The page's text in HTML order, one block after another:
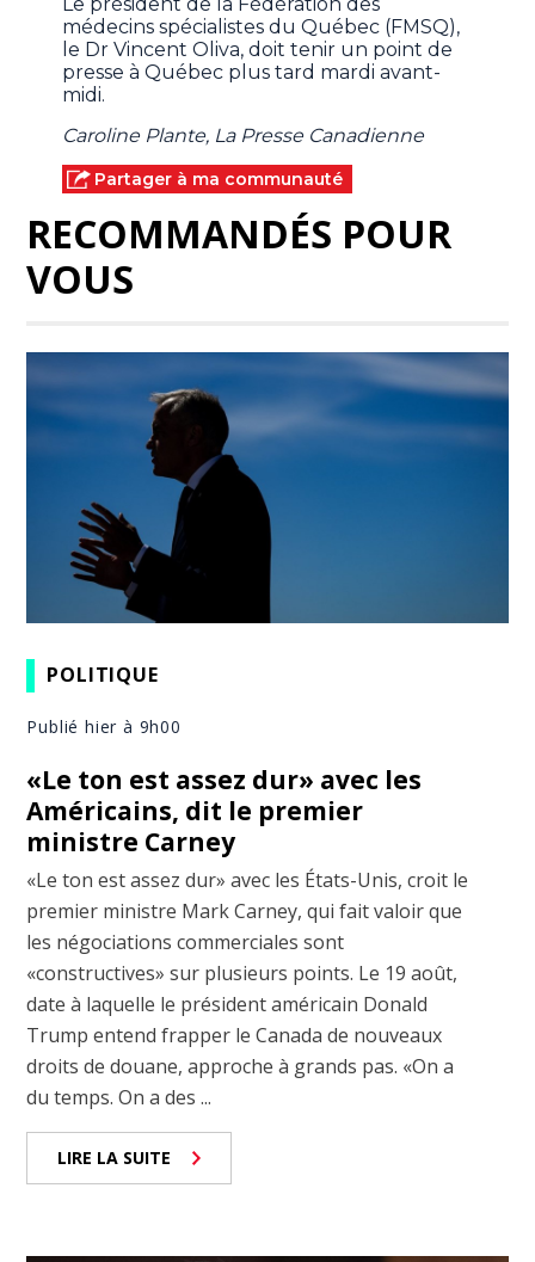
médecins spécialistes du Québec (FMSQ),
le Dr Vincent Oliva, doit tenir un point de
presse à Québec plus tard mardi avant-
midi.
Caroline Plante, La Presse Canadienne
Partager à ma communauté
RECOMMANDÉS POUR
VOUS
POLITIQUE
Publié hier à 9h00
«Le ton est assez dur» avec les
Américains, dit le premier
ministre Carney
«Le ton est assez dur» avec les États-Unis, croit le
premier ministre Mark Carney, qui fait valoir que
les négociations commerciales sont
«constructives» sur plusieurs points. Le 19 août,
date à laquelle le président américain Donald
Trump entend frapper le Canada de nouveaux
droits de douane, approche à grands pas. «On a
du temps. On a des ...
LIRE LA SUITE